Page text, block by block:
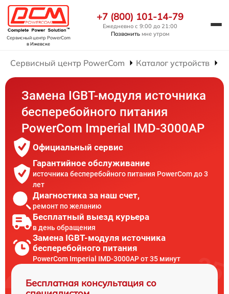
Сервисный центр PowerCom
в Ижевске
+7 (800) 101-14-79
Ежедневно с 9:00 до 21:00
Позвонить мне утром
Сервисный центр PowerCom Каталог устройств
Замена IGBT-модуля источника
бесперебойного питания
PowerCom Imperial IMD-3000AP
Официальный сервис
Гарантийное обслуживание
источника бесперебойного питания PowerCom до 3
лет
Диагностика за наш счет,
ремонт по желанию
Бесплатный выезд курьера
в день обращения
Замена IGBT-модуля источника
бесперебойного питания
PowerCom Imperial IMD-3000AP от 35 минут
Бесплатная консультация со